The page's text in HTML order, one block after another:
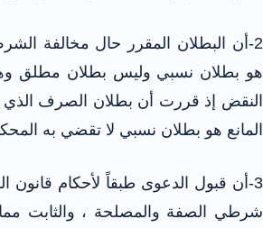
2-أن البطلان المقرر حال مخالفة
هو بطلان نسبي وليس بطلان مطلق
النقض إذ قررت أن بطلان الصرف الذي
المانع هو بطلان نسبي لا تقضي به
3-أن قبول الدعوى طبقاً لأحكام قانون
شرطي الصفة والمصلحة ، والثابت